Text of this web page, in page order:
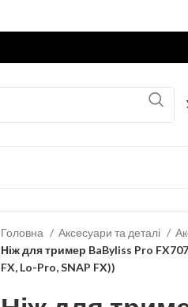
Головна Аксесуари та деталі
Ніж для тример BaByliss Pro
FX, Lo-Pro, SNAP FX))